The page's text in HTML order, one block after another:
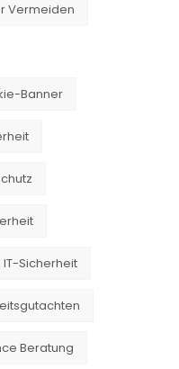
Vermeiden
Banner
Sicherheit
Beratung